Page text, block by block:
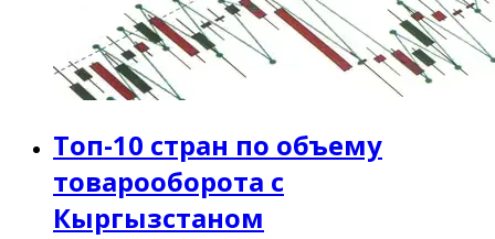
Топ-10 стран по объему
товарооборота с
Кыргызстаном